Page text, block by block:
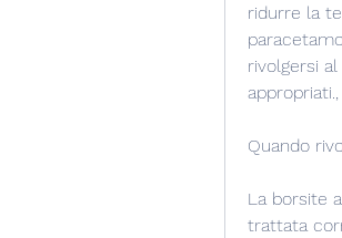
ridurre la
rivolgersi
Quando
La borsite
trattata